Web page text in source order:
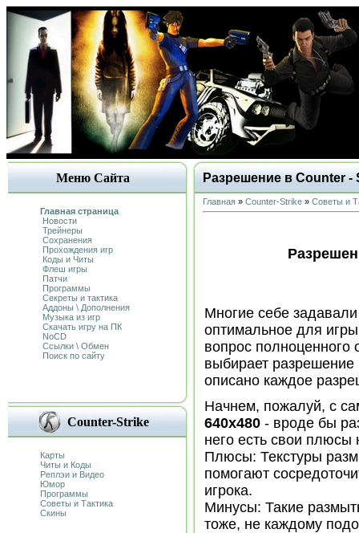
Меню Сайта
Главная страница
Новости
Трейнеры
Сохранения
Прохождения игр
Коды и Читы
Флеш игры
Патчи
Программы
Секреты и тактика
Аддоны \ Дополнения
Музыка из игр
Скачать игру на ПК
NoCD
Ссылки \ Обмен
Поиск по сайту
Counter-Strike
Карты
Читы и Коды
Реплэи и Видео
Юмор
Программы
Советы и Тактика
Скины
Разрешение в Counter -
Главная » Counter-Strike » Советы и
Многие себе
оптимальное для
вопрос полноценного
выбирает разрешение
описано каждое
Начнем, пожалуй, с
640х480 - вроде бы
него есть свои плюсы
Плюсы: Текстуры
помогают
игрока.
Минусы: Такие
тоже, не каждому